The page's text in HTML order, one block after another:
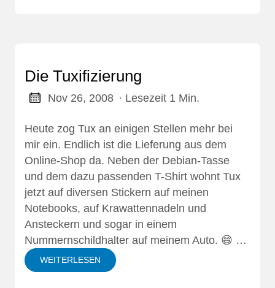
Die Tuxifizierung
Nov 26, 2008 · Lesezeit 1 Min.
Heute zog Tux an einigen Stellen mehr bei
mir ein. Endlich ist die Lieferung aus dem
Online-Shop da. Neben der Debian-Tasse
und dem dazu passenden T-Shirt wohnt Tux
jetzt auf diversen Stickern auf meinen
Notebooks, auf Krawattennadeln und
Ansteckern und sogar in einem
Nummernschildhalter auf meinem Auto. 😄 …
WEITERLESEN